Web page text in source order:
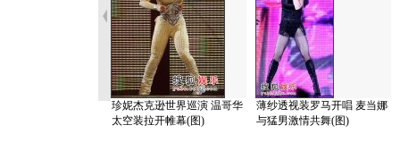
珍妮杰克逊世界巡演 温哥华
太空装拉开帷幕(图)
薄纱透视装罗马开唱 麦当娜
与猛男激情共舞(图)